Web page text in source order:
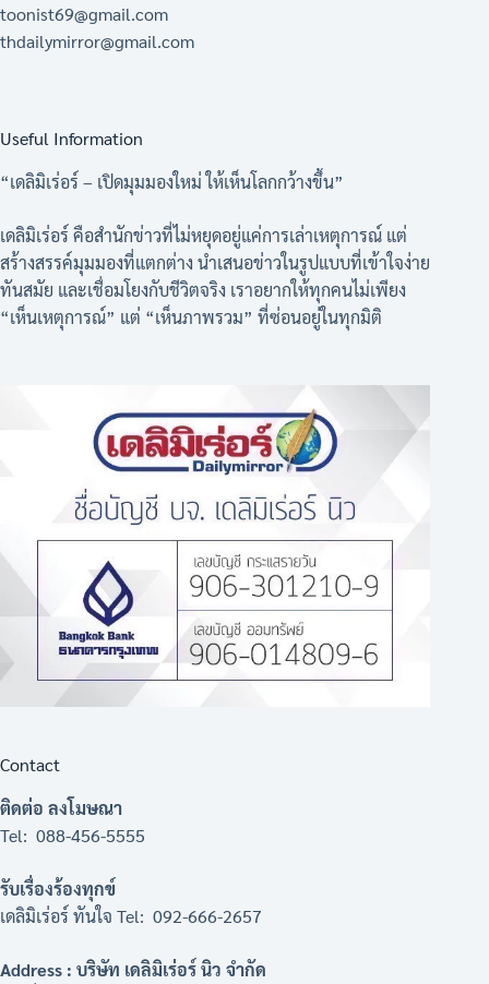
toonist69@gmail.com
thdailymirror@gmail.com
Useful Information
“เดลิมิเร่อร์ – เปิดมุมมองใหม่ ให้เห็นโลกกว้างขึ้น”
เดลิมิเร่อร์ คือสำนักข่าวที่ไม่หยุดอยู่แค่การเล่าเหตุการณ์ แต่
สร้างสรรค์มุมมองที่แตกต่าง นำเสนอข่าวในรูปแบบที่เข้าใจง่าย
ทันสมัย และเชื่อมโยงกับชีวิตจริง เราอยากให้ทุกคนไม่เพียง
“เห็นเหตุการณ์” แต่ “เห็นภาพรวม” ที่ซ่อนอยู่ในทุกมิติ
Contact
ติดต่อ ลงโมษณา
Tel: 088-456-5555
รับเรื่องร้องทุกข์
เดลิมิเร่อร์ ทันใจ Tel: 092-666-2657
Address : บริษัท เดลิมิเร่อร์ นิว จำกัด